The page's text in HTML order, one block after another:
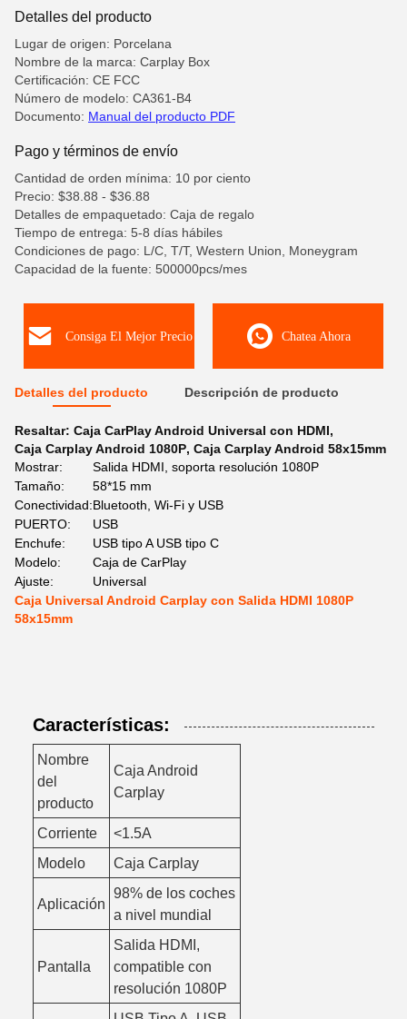
Detalles del producto
Lugar de origen: Porcelana
Nombre de la marca: Carplay Box
Certificación: CE FCC
Número de modelo: CA361-B4
Documento: Manual del producto PDF
Pago y términos de envío
Cantidad de orden mínima: 10 por ciento
Precio: $38.88 - $36.88
Detalles de empaquetado: Caja de regalo
Tiempo de entrega: 5-8 días hábiles
Condiciones de pago: L/C, T/T, Western Union, Moneygram
Capacidad de la fuente: 500000pcs/mes
Consiga El Mejor Precio Chatea Ahora
Detalles del producto Descripción de producto
Resaltar: Caja CarPlay Android Universal con HDMI,
Caja Carplay Android 1080P, Caja Carplay Android 58x15mm
Mostrar:
Salida HDMI, soporta resolución 1080P
Tamaño:
58*15 mm
Conectividad:Bluetooth, Wi-Fi y USB
PUERTO:
USB
Enchufe:
USB tipo A USB tipo C
Modelo:
Caja de CarPlay
Ajuste:
Universal
Caja Universal Android Carplay con Salida HDMI 1080P
58x15mm
Características:
Nombre
del
producto
Caja Android
Carplay
Corriente
<1.5A
Modelo
Caja Carplay
Aplicación
98% de los coches
a nivel mundial
Pantalla
Salida HDMI,
compatible con
resolución 1080P